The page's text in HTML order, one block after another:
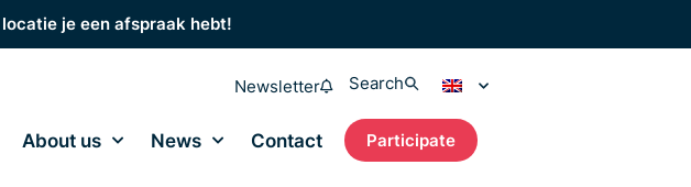
je een afspraak hebt!
Newsletter Search
About us News Contact Participate